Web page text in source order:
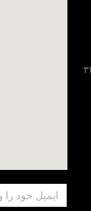
خیابان فجر، پلاک ۳۲